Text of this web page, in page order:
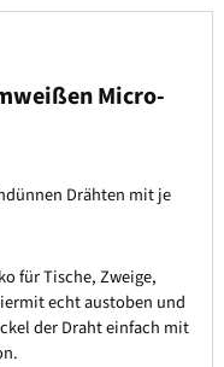
Micro-
Drähten mit je
für Tische, Zweige,
echt austoben und
der Draht einfach mit